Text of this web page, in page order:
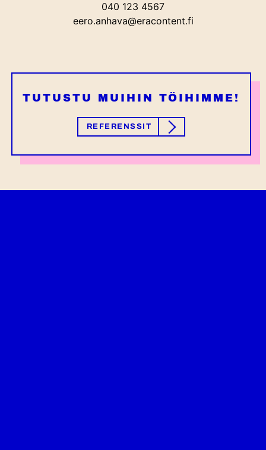
040 123 4567
eero.anhava@eracontent.fi
TUTUSTU MUIHIN TÖIHIMME!
REFERENSSIT